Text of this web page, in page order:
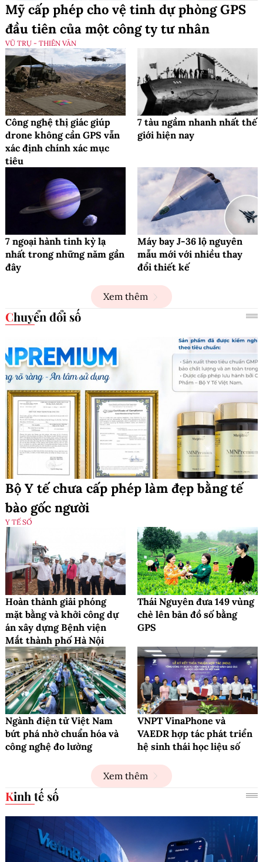
Mỹ cấp phép cho vệ tinh dự phòng GPS
đầu tiên của một công ty tư nhân
VŨ TRỤ - THIÊN VĂN
Công nghệ thị giác giúp
drone không cần GPS vẫn
xác định chính xác mục
tiêu
7 tàu ngầm nhanh nhất thế
giới hiện nay
7 ngoại hành tinh kỳ lạ
nhất trong những năm gần
đây
Máy bay J-36 lộ nguyên
mẫu mới với nhiều thay
đổi thiết kế
Xem thêm
Chuyển đổi số
Bộ Y tế chưa cấp phép làm đẹp bằng tế
bào gốc người
Y TẾ SỐ
Hoàn thành giải phóng
mặt bằng và khởi công dự
án xây dựng Bệnh viện
Mắt thành phố Hà Nội
Thái Nguyên đưa 149 vùng
chè lên bản đồ số bằng
GPS
Ngành điện tử Việt Nam
bứt phá nhờ chuẩn hóa và
công nghệ đo lường
VNPT VinaPhone và
VAEDR hợp tác phát triển
hệ sinh thái học liệu số
Xem thêm
Kinh tế số